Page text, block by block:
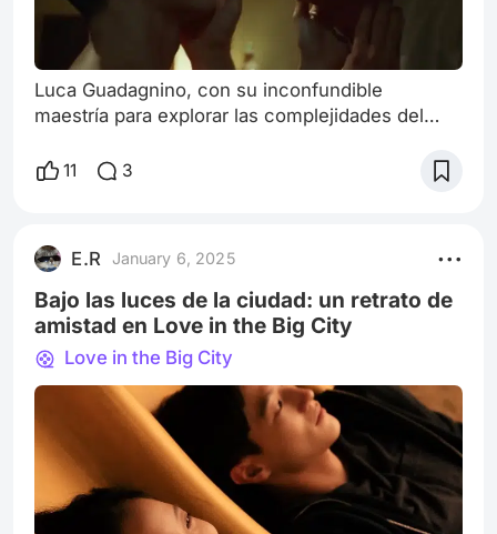
Luca Guadagnino, con su inconfundible
maestría para explorar las complejidades del
adaptación de la obra homónima de William S.
melancolía y una belleza desbordante (su
estética, simplemente fascinante), se erige
como un espejo en el que muchos podemos
vernos reflej
11 3
E.R January 6, 2025
Bajo las luces de la ciudad: un retrato de
amistad en Love in the Big City
Love in the Big City